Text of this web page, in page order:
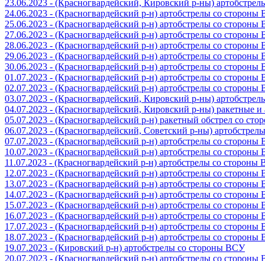
23.06.2023 - (Красногвардейский, Кировский р-ны)
24.06.2023 - (Красногвардейский р-н) артобстрелы со
25.06.2023 - (Красногвардейский р-н) артобстрелы со
27.06.2023 - (Красногвардейский р-н) артобстрелы со
28.06.2023 - (Красногвардейский р-н) артобстрелы со
29.06.2023 - (Красногвардейский р-н) артобстрелы со
30.06.2023 - (Красногвардейский р-н) артобстрелы со
01.07.2023 - (Красногвардейский р-н) артобстрелы со
02.07.2023 - (Красногвардейский р-н) артобстрелы со
03.07.2023 - (Красногвардейский, Кировский р-ны)
04.07.2023 - (Красногвардейский, Кировский р-ны) ракетные
05.07.2023 - (Красногвардейский р-н) ракетный обстрел со
06.07.2023 - (Красногвардейский, Советский р-ны)
07.07.2023 - (Красногвардейский р-н) артобстрелы со
10.07.2023 - (Красногвардейский р-н) артобстрелы со
11.07.2023 - (Красногвардейский р-н) артобстрелы со стороны
12.07.2023 - (Красногвардейский р-н) артобстрелы со
13.07.2023 - (Красногвардейский р-н) артобстрелы со
14.07.2023 - (Красногвардейский р-н) артобстрелы со
15.07.2023 - (Красногвардейский р-н) артобстрелы со
16.07.2023 - (Красногвардейский р-н) артобстрелы со
17.07.2023 - (Красногвардейский р-н) артобстрелы со
18.07.2023 - (Красногвардейский р-н) артобстрелы со
19.07.2023 - (Кировский р-н) артобстрелы со стороны ВСУ
20.07.2023 - (Красногвардейский р-н) артобстрелы со